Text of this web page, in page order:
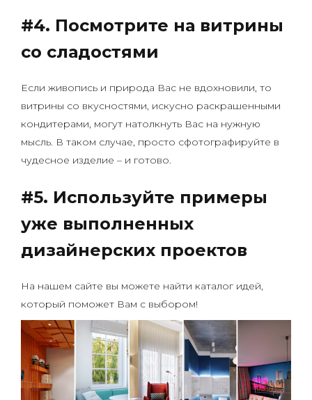
#4. Посмотрите на витрины
со сладостями
Если живопись и природа Вас не вдохновили, то
витрины со вкусностями, искусно раскрашенными
кондитерами, могут натолкнуть Вас на нужную
мысль. В таком случае, просто сфотографируйте в
чудесное изделие – и готово.
#5. Используйте примеры
уже выполненных
дизайнерских проектов
На нашем сайте вы можете найти каталог идей,
который поможет Вам с выбором!